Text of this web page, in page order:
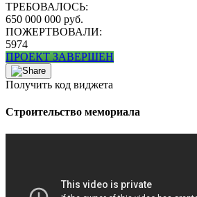
ТРЕБОВАЛОСЬ:
650 000 000 руб.
ПОЖЕРТВОВАЛИ:
5974
ПРОЕКТ ЗАВЕРШЕН
Получить код виджета
Строительство мемориала